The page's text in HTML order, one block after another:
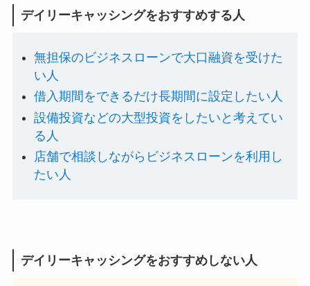
デイリーキャッシングをおすすめする人
無担保のビジネスローンで大口融資を受けた
い人
借入期間をできるだけ長期間に設定したい人
設備投資などの大型投資をしたいと考えてい
る人
店舗で相談しながらビジネスローンを利用し
たい人
デイリーキャッシングをおすすめしない人